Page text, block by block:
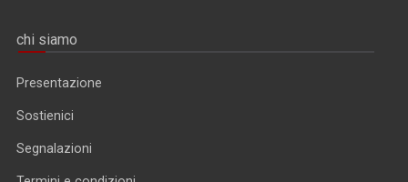
chi siamo
Presentazione
Sostienici
Segnalazioni